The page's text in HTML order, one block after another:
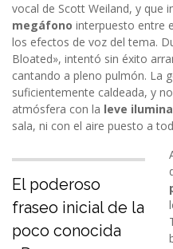
vocal de Scott Weiland, y que
megáfono interpuesto entre
los efectos de voz del tema.
Bloated», intentó sin éxito
cantando a pleno pulmón. La
suficientemente caldeada, y
atmósfera con la leve
sala, ni con el aire puesto a
El poderoso
fraseo inicial de la
poco conocida